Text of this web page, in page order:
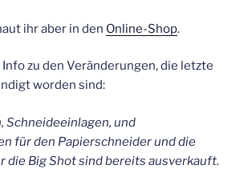
ihr aber in den Online-Shop.
zu den Veränderungen, die letzte
worden sind:
Schneideeinlagen, und
für den Papierschneider und die
die Big Shot sind bereits ausverkauft.